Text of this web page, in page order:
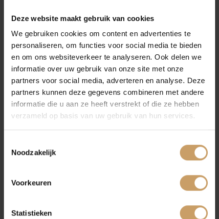
Deze website maakt gebruik van cookies
We gebruiken cookies om content en advertenties te
personaliseren, om functies voor social media te bieden
en om ons websiteverkeer te analyseren. Ook delen we
informatie over uw gebruik van onze site met onze
partners voor social media, adverteren en analyse. Deze
partners kunnen deze gegevens combineren met andere
informatie die u aan ze heeft verstrekt of die ze hebben
verzameld op basis van uw gebruik van hun services.
Noodzakelijk
Voorkeuren
Statistieken
Lees verder
Nieuw product: De Bosch Connector
Financiering
Autoverzekeringen
Verkoop
Auto onderhoud
Over Autobedrijf De Baaij